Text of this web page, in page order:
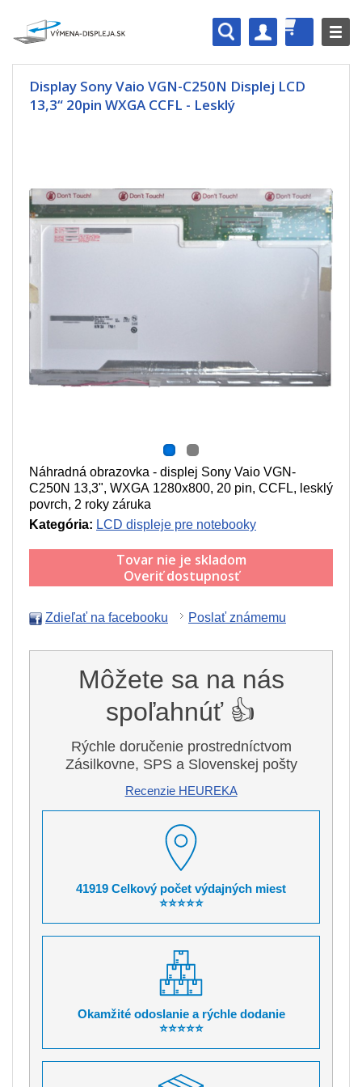
Display Sony Vaio VGN-C250N Displej LCD
13,3“ 20pin WXGA CCFL - Lesklý
Náhradná obrazovka - displej Sony Vaio VGN-
C250N 13,3", WXGA 1280x800, 20 pin, CCFL, lesklý
povrch, 2 roky záruka
Kategória: LCD displeje pre notebooky
Tovar nie je skladom
Overiť dostupnosť
Zdieľať na facebooku Poslať známemu
Môžete sa na nás
spoľahnúť 👍
Rýchle doručenie prostredníctvom
Zásilkovne, SPS a Slovenskej pošty
Recenzie HEUREKA
41919 Celkový počet výdajných miest
⭐⭐⭐⭐⭐
Okamžité odoslanie a rýchle dodanie
⭐⭐⭐⭐⭐